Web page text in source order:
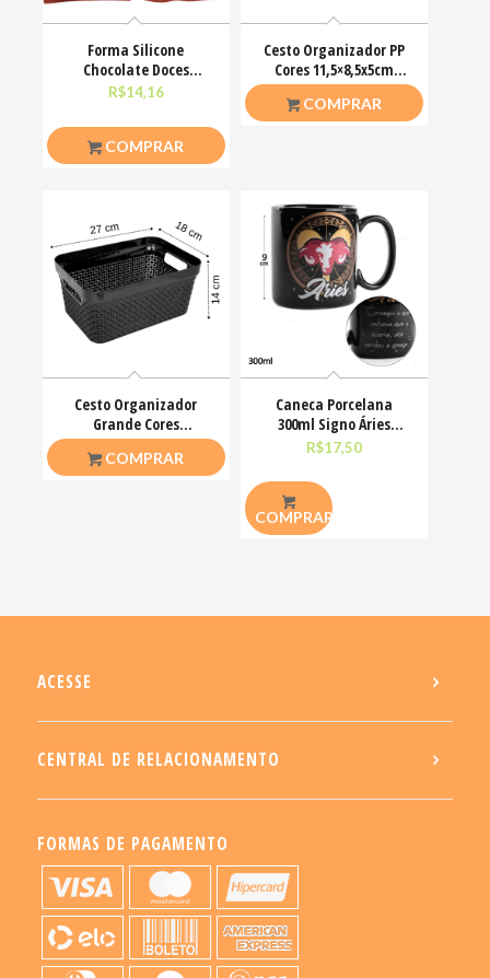
Forma Silicone
Chocolate Doces
Sabonetes 29x17x4cm
R$14,16
COMPRAR
Cesto Organizador PP
Cores 11,5×8,5x5cm
Keita
COMPRAR
Cesto Organizador
Grande Cores
27x18x14cm Keita
COMPRAR
Caneca Porcelana
300ml Signo Áries
Zodíaco Astrologia
R$17,50
COMPRAR
ACESSE
CENTRAL DE RELACIONAMENTO
FORMAS DE PAGAMENTO